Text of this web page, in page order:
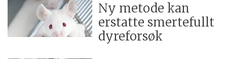
Ny metode kan
erstatte smertefullt
dyreforsøk